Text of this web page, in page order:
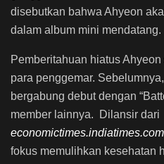
disebutkan bahwa Ahyeon
dalam album mini mendatang.
Pemberitahuan hiatus
para penggemar.
bergabung debut dengan
member lainnya. Dilansir dari
economictimes.indiatimes.com
fokus memulihkan kesehatan